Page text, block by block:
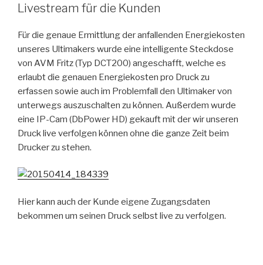
Livestream für die Kunden
Für die genaue Ermittlung der anfallenden Energiekosten
unseres Ultimakers wurde eine intelligente Steckdose
von AVM Fritz (Typ DCT200) angeschafft, welche es
erlaubt die genauen Energiekosten pro Druck zu
erfassen sowie auch im Problemfall den Ultimaker von
unterwegs auszuschalten zu können. Außerdem wurde
eine IP-Cam (DbPower HD) gekauft mit der wir unseren
Druck live verfolgen können ohne die ganze Zeit beim
Drucker zu stehen.
Hier kann auch der Kunde eigene Zugangsdaten
bekommen um seinen Druck selbst live zu verfolgen.